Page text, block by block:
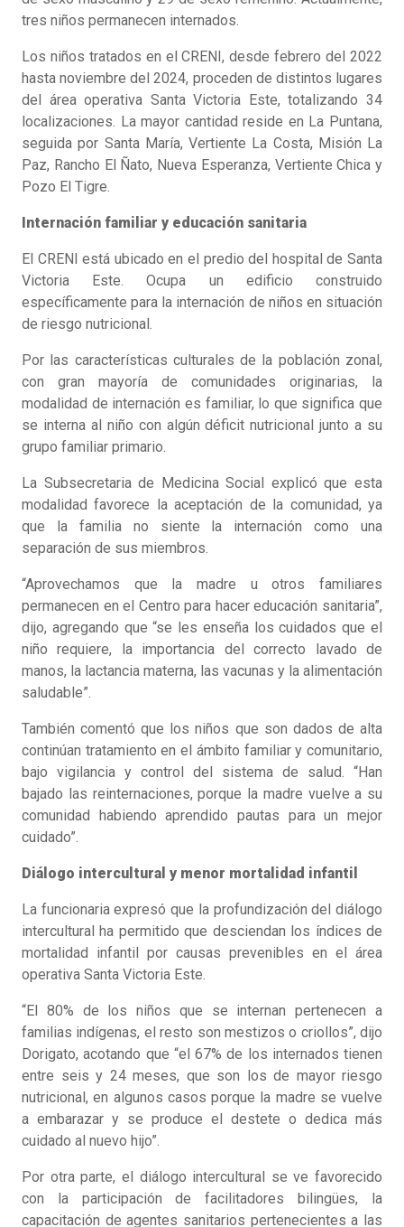
tres niños permanecen internados.
Los niños tratados en el CRENI, desde febrero del 2022
hasta noviembre del 2024, proceden de distintos lugares
del área operativa Santa Victoria Este, totalizando 34
localizaciones. La mayor cantidad reside en La Puntana,
seguida por Santa María, Vertiente La Costa, Misión La
Paz, Rancho El Ñato, Nueva Esperanza, Vertiente Chica y
Pozo El Tigre.
Internación familiar y educación sanitaria
El CRENI está ubicado en el predio del hospital de Santa
Victoria Este. Ocupa un edificio construido
específicamente para la internación de niños en situación
de riesgo nutricional.
Por las características culturales de la población zonal,
con gran mayoría de comunidades originarias, la
modalidad de internación es familiar, lo que significa que
se interna al niño con algún déficit nutricional junto a su
grupo familiar primario.
La Subsecretaria de Medicina Social explicó que esta
modalidad favorece la aceptación de la comunidad, ya
que la familia no siente la internación como una
separación de sus miembros.
“Aprovechamos que la madre u otros familiares
permanecen en el Centro para hacer educación sanitaria”,
dijo, agregando que “se les enseña los cuidados que el
niño requiere, la importancia del correcto lavado de
manos, la lactancia materna, las vacunas y la alimentación
saludable”.
También comentó que los niños que son dados de alta
continúan tratamiento en el ámbito familiar y comunitario,
bajo vigilancia y control del sistema de salud. “Han
bajado las reinternaciones, porque la madre vuelve a su
comunidad habiendo aprendido pautas para un mejor
cuidado”.
Diálogo intercultural y menor mortalidad infantil
La funcionaria expresó que la profundización del diálogo
intercultural ha permitido que desciendan los índices de
mortalidad infantil por causas prevenibles en el área
operativa Santa Victoria Este.
“El 80% de los niños que se internan pertenecen a
familias indígenas, el resto son mestizos o criollos”, dijo
Dorigato, acotando que “el 67% de los internados tienen
entre seis y 24 meses, que son los de mayor riesgo
nutricional, en algunos casos porque la madre se vuelve
a embarazar y se produce el destete o dedica más
cuidado al nuevo hijo”.
Por otra parte, el diálogo intercultural se ve favorecido
con la participación de facilitadores bilingües, la
capacitación de agentes sanitarios pertenecientes a las